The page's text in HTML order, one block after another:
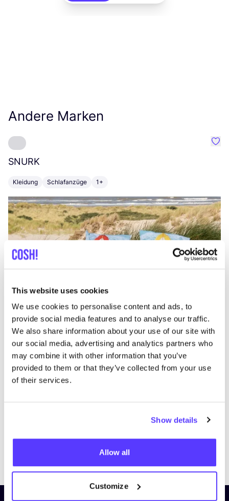
This website uses cookies
We use cookies to personalise content and ads, to
provide social media features and to analyse our traffic.
We also share information about your use of our site with
our social media, advertising and analytics partners who
may combine it with other information that you’ve
provided to them or that they’ve collected from your use
of their services.
Show details
Allow all
Customize
Andere Marken
SNURK
Kleidung Schlafanzüge 1+